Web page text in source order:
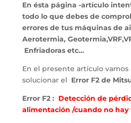
En ésta página -artículo
todo lo que debes de
errores de tus máquinas de
Aerotermia,
Enfriadoras etc…
En el presente artículo
solucionar el Error F2 de
Error F2 : Detección de
alimentación /cuando no hay